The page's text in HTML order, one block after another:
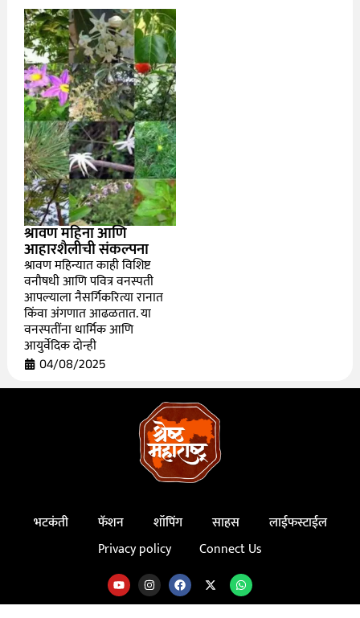
श्रावण महिना आणि
आहारशैलीची संकल्पना
श्रावण महिन्यात काही विशिष्ट
वनौषधी आणि पवित्र वनस्पती
आपल्याला नैसर्गिकरित्या रानात
किंवा अंगणात आढळतात. या
वनस्पतींना धार्मिक आणि
आयुर्वेदिक दोन्ही
04/08/2025
भटकंती फॅशन शॉपिंग साहस
लाईफस्टाईल
Privacy policy
Connect Us